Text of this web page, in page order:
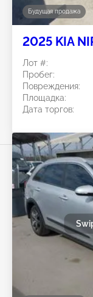
Будущая продажа
2025 KIA
Лот #:
Пробег:
Повреждения:
Площадка:
Дата торгов: